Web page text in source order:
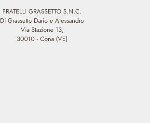
FRATELLI GRASSETTO S.N.C.
Di Grassetto Dario e Alessandro
Via Stazione 13,
30010 - Cona (VE)